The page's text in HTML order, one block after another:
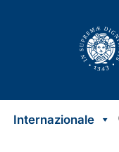
Internazionale